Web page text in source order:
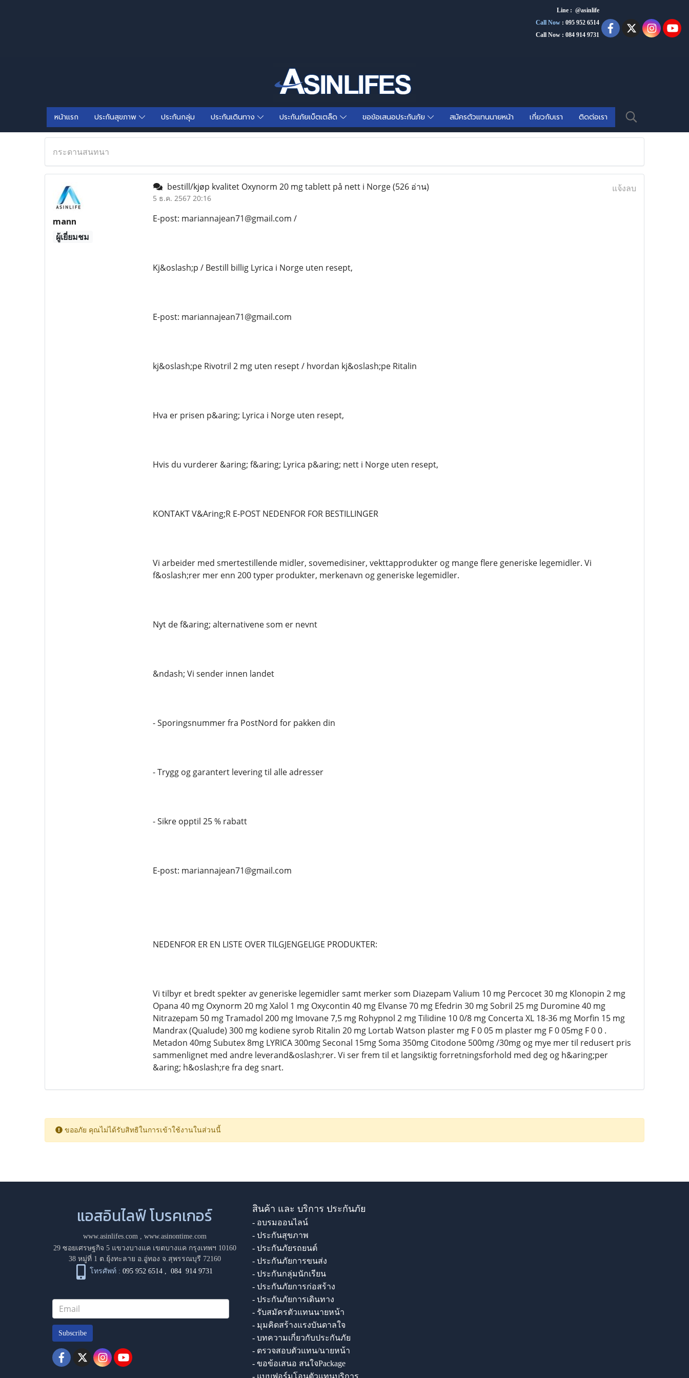
Line : @asinlife
Call Now : 095 952 6514
Call Now : 084 914 9731
หน้าแรก ประกันสุขภาพ ประกันกลุ่ม ประกันเดินทาง ประกันภัยเบ็ตเตล็ด ขอข้อเสนอประกันภัย สมัครตัวแทนนายหน้า เกี่ยวกับเรา ติดต่อเรา
กระดานสนทนา
mann
ผู้เยี่ยมชม
bestill/kjøp kvalitet Oxynorm 20 mg tablett på nett i Norge(526 อ่าน)
5 ธ.ค. 2567 20:16
แจ้งลบ
E-post: mariannajean71@gmail.com /
Kj&oslash;p / Bestill billig Lyrica i Norge uten resept,
E-post: mariannajean71@gmail.com
kj&oslash;pe Rivotril 2 mg uten resept / hvordan kj&oslash;pe Ritalin
Hva er prisen p&aring; Lyrica i Norge uten resept,
Hvis du vurderer &aring; f&aring; Lyrica p&aring; nett i Norge uten resept,
KONTAKT V&Aring;R E-POST NEDENFOR FOR BESTILLINGER
Vi arbeider med smertestillende midler, sovemedisiner, vekttapprodukter og mange flere generiske legemidler. Vi
f&oslash;rer mer enn 200 typer produkter, merkenavn og generiske legemidler.
Nyt de f&aring; alternativene som er nevnt
&ndash; Vi sender innen landet
- Sporingsnummer fra PostNord for pakken din
- Trygg og garantert levering til alle adresser
- Sikre opptil 25 % rabatt
E-post: mariannajean71@gmail.com
NEDENFOR ER EN LISTE OVER TILGJENGELIGE PRODUKTER:
Vi tilbyr et bredt spekter av generiske legemidler samt merker som Diazepam Valium 10 mg Percocet 30 mg Klonopin 2 mg
Opana 40 mg Oxynorm 20 mg Xalol 1 mg Oxycontin 40 mg Elvanse 70 mg Efedrin 30 mg Sobril 25 mg Duromine 40 mg
Nitrazepam 50 mg Tramadol 200 mg Imovane 7,5 mg Rohypnol 2 mg Tilidine 10 0/8 mg Concerta XL 18-36 mg Morfin 15 mg
Mandrax (Qualude) 300 mg kodiene syrob Ritalin 20 mg Lortab Watson plaster mg F 0 05 m plaster mg F 0 05mg F 0 0 .
Metadon 40mg Subutex 8mg LYRICA 300mg Seconal 15mg Soma 350mg Citodone 500mg /30mg og mye mer til redusert pris
sammenlignet med andre leverand&oslash;rer. Vi ser frem til et langsiktig forretningsforhold med deg og h&aring;per
&aring; h&oslash;re fra deg snart.
ขออภัย คุณไม่ได้รับสิทธิในการเข้าใช้งานในส่วนนี้
แอสอินไลฟ์ โบรคเกอร์
www.asinlifes.com, www.asinontime.com
29 ซอยเศรษฐกิจ 5 แขวงบางแค เขตบางแค กรุงเทพฯ 10160
38 หมู่ที่ 1 ต.ยุ้งทะลาย อ.อู่ทอง จ.สุพรรณบุรี 72160
โทรศัพท์ : 095 952 6514 ,084 914 9731
Subscribe
สินค้า และ บริการ ประกันภัย
- อบรมออนไลน์
- ประกันสุขภาพ
- ประกันภัยรถยนต์
- ประกันภัยการขนส่ง
- ประกันกลุ่มนักเรียน
- ประกันภัยการก่อสร้าง
- ประกันภัยการเดินทาง
- รับสมัครตัวแทนนายหน้า
- มุมคิดสร้างแรงบันดาลใจ
- บทความเกี่ยวกับประกันภัย
- ตรวจสอบตัวแทน/นายหน้า
- ขอข้อเสนอ สนใจPackage
- แบบฟอร์มโอนตัวแทนบริการ